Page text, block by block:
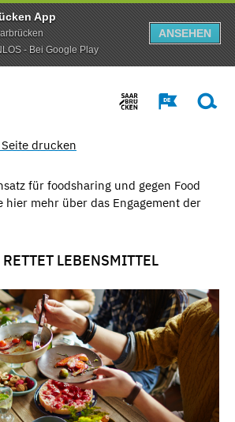
App
- Bei Google Play
ANSEHEN
Seite drucken
für foodsharing und gegen Food
hier mehr über das Engagement der
LEBENSMITTEL